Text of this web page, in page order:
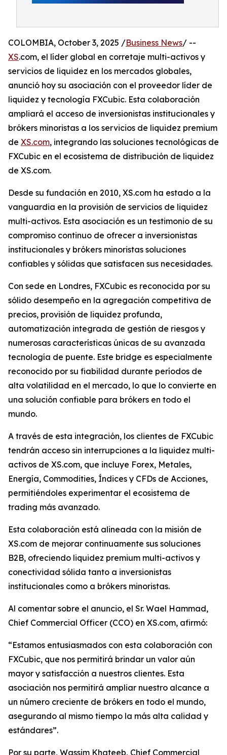
COLOMBIA, October 3, 2025 /Business News/ --
XS.com, el líder global en corretaje multi-activos y
servicios de liquidez en los mercados globales,
anunció hoy su asociación con el proveedor líder de
liquidez y tecnología FXCubic. Esta colaboración
ampliará el acceso de inversionistas institucionales y
brókers minoristas a los servicios de liquidez premium
de XS.com, integrando las soluciones tecnológicas de
FXCubic en el ecosistema de distribución de liquidez
de XS.com.
Desde su fundación en 2010, XS.com ha estado a la
vanguardia en la provisión de servicios de liquidez
multi-activos. Esta asociación es un testimonio de su
compromiso continuo de ofrecer a inversionistas
institucionales y brókers minoristas soluciones
confiables y sólidas que satisfacen sus necesidades.
Con sede en Londres, FXCubic es reconocida por su
sólido desempeño en la agregación competitiva de
precios, provisión de liquidez profunda,
automatización integrada de gestión de riesgos y
numerosas características únicas de su avanzada
tecnología de puente. Este bridge es especialmente
reconocido por su fiabilidad durante períodos de
alta volatilidad en el mercado, lo que lo convierte en
una solución confiable para brókers en todo el
mundo.
A través de esta integración, los clientes de FXCubic
tendrán acceso sin interrupciones a la liquidez multi-
activos de XS.com, que incluye Forex, Metales,
Energía, Commodities, Índices y CFDs de Acciones,
permitiéndoles experimentar el ecosistema de
trading más avanzado.
Esta colaboración está alineada con la misión de
XS.com de mejorar continuamente sus soluciones
B2B, ofreciendo liquidez premium multi-activos y
conectividad sólida tanto a inversionistas
institucionales como a brókers minoristas.
Al comentar sobre el anuncio, el Sr. Wael Hammad,
Chief Commercial Officer (CCO) en XS.com, afirmó:
“Estamos entusiasmados con esta colaboración con
FXCubic, que nos permitirá brindar un valor aún
mayor y satisfacción a nuestros clientes. Esta
asociación nos permitirá ampliar nuestro alcance a
un número creciente de brókers en todo el mundo,
asegurando al mismo tiempo la más alta calidad y
estándares”.
Por su parte, Wassim Khateeb, Chief Commercial